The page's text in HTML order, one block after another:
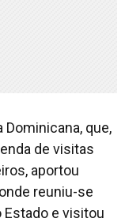
que,
de visitas
aportou
reuniu-se
e visitou